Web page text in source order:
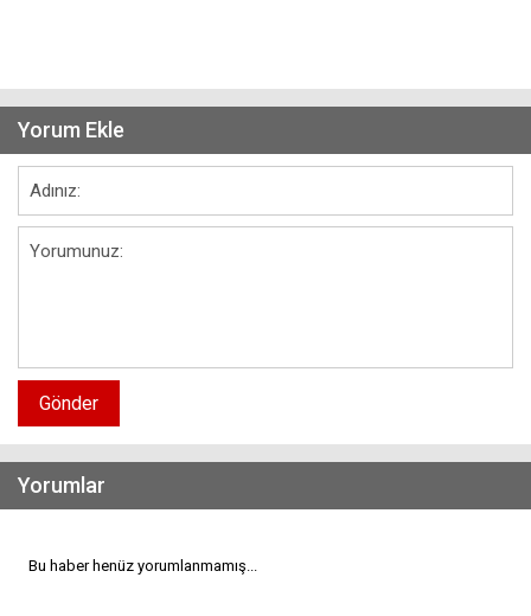
Yorum Ekle
Gönder
Yorumlar
Bu haber henüz yorumlanmamış...